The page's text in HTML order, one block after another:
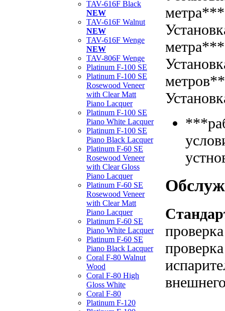
TAV-616F Black
NEW
TAV-616F Walnut
NEW
TAV-616F Wenge
NEW
TAV-806F Wenge
Platinum F-100 SE
Platinum F-100 SE
Rosewood Veneer
with Clear Matt
Piano Lacquer
Platinum F-100 SE
Piano White Lacquer
Platinum F-100 SE
Piano Black Lacquer
Platinum F-60 SE
Rosewood Veneer
with Clear Gloss
Piano Lacquer
Platinum F-60 SE
Rosewood Veneer
with Clear Matt
Piano Lacquer
Platinum F-60 SE
Piano White Lacquer
Platinum F-60 SE
Piano Black Lacquer
Coral F-80 Walnut
Wood
Coral F-80 High
Gloss White
Coral F-80
Platinum F-120
метра***
метра***